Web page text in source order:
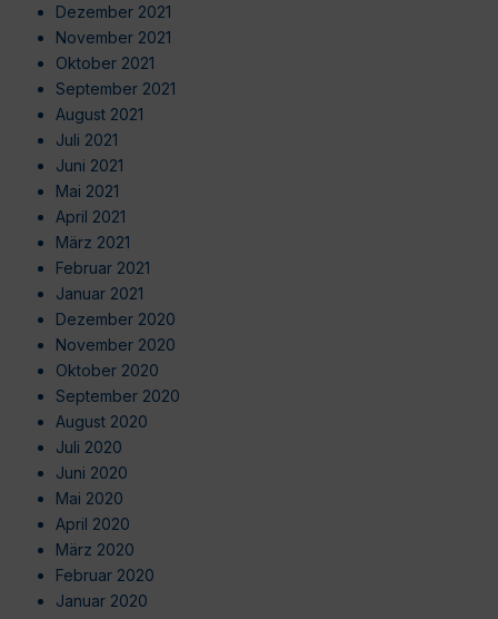
Dezember 2021
November 2021
Oktober 2021
September 2021
August 2021
Juli 2021
Juni 2021
Mai 2021
April 2021
März 2021
Februar 2021
Januar 2021
Dezember 2020
November 2020
Oktober 2020
September 2020
August 2020
Juli 2020
Juni 2020
Mai 2020
April 2020
März 2020
Februar 2020
Januar 2020